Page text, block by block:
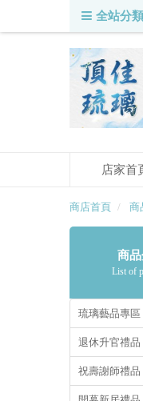
全站分類
店家首
商店首頁 商
商
List of
琉璃藝品專區
退休升官禮品
祝壽謝師禮品